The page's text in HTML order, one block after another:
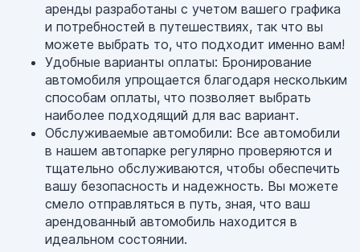
аренды разработаны с учетом вашего графика
и потребностей в путешествиях, так что вы
можете выбрать то, что подходит именно вам!
Удобные варианты оплаты: Бронирование
автомобиля упрощается благодаря нескольким
способам оплаты, что позволяет выбрать
наиболее подходящий для вас вариант.
Обслуживаемые автомобили: Все автомобили
в нашем автопарке регулярно проверяются и
тщательно обслуживаются, чтобы обеспечить
вашу безопасность и надежность. Вы можете
смело отправляться в путь, зная, что ваш
арендованный автомобиль находится в
идеальном состоянии.